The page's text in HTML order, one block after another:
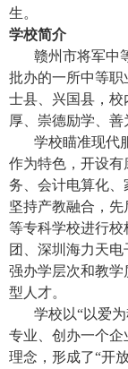
生。
学校简介
赣州市将军中
批办的一所中等
士县、兴国县，
厚、崇德励学、善
学校瞄准现代
作为特色，开设
务、会计电算化
坚持产教融合，
等专科学校进行
团、深圳海力天
强办学层次和教
型人才。
学校以“以爱
专业、创办一个企
理念，形成了“开